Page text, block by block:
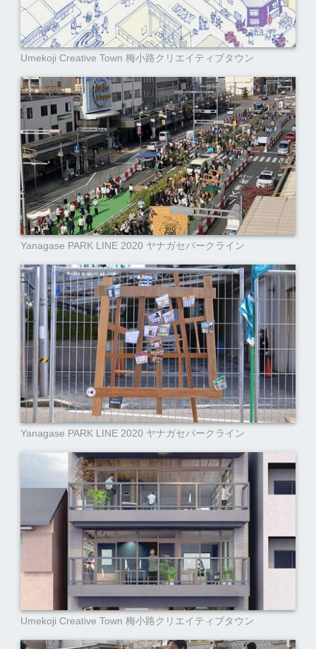
Umekoji Creative Town 梅小路クリエイティブタウン
Yanagase PARK LINE 2020 ヤナガセパークライン
Yanagase PARK LINE 2020 ヤナガセパークライン
Umekoji Creative Town 梅小路クリエイティブタウン